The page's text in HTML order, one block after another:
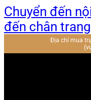
Chuyển đến
đến chân trang
Địa chỉ mua